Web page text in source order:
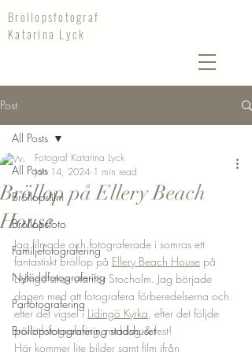
Bröllopsfotograf
Katarina Lyck
Post
All Posts
Bröllopsfilm
Bröllopsfoto
Familjefotografering
Nyföddfotografering
Parfotografering
Bröllopsfotografering stadshuset
All Posts
Bröllop på Ellery Beach
House
Fotograf Katarina Lyck
Jan 14, 2024 1 min read
Jag filmade och fotograferade i somras ett
fantastiskt bröllop på Ellery Beach House på
Lidingö strax utanför Stocholm. Jag började
dagen med att fotografera förberedelserna och
efter det vigsel i Lidingö Kyrka, efter det följde
porättfotografering, middag & fest!
Här kommer lite bilder samt film ifrån